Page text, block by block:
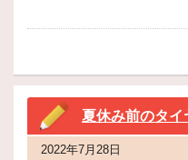
夏休み前のタイ
2022年7月28日